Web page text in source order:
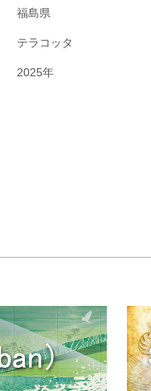
福島県
テラコッタ
2025年